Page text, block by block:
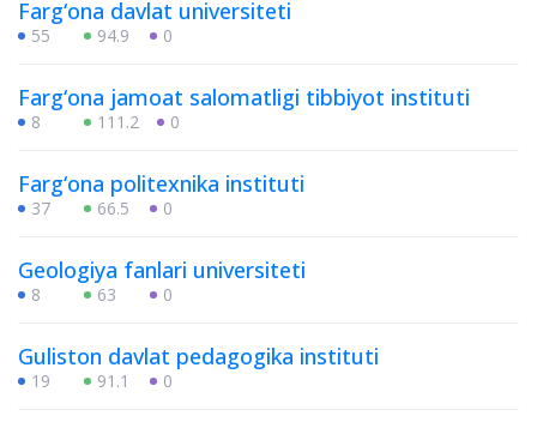
Farg‘ona davlat universiteti
55 94.9 0
Farg‘ona jamoat salomatligi tibbiyot instituti
8 111.2 0
Farg‘ona politexnika instituti
37 66.5 0
Geologiya fanlari universiteti
8 63 0
Guliston davlat pedagogika instituti
19 91.1 0